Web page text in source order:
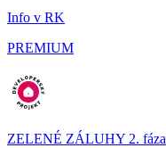
Info v RK
PREMIUM
ZELENÉ ZÁLUHY 2. fáza